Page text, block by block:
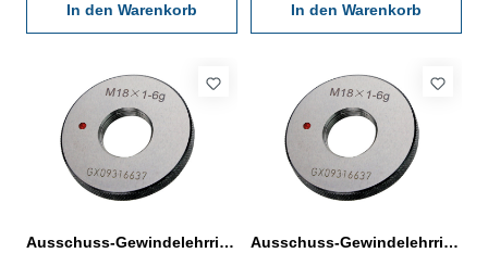
In den Warenkorb In den Warenkorb
Ausschuss-Gewindelehrring M 14 x 0,75 - 6g DIN 13
Ausschuss-Gewindelehrring M 14 x 1 - 6g DIN 13